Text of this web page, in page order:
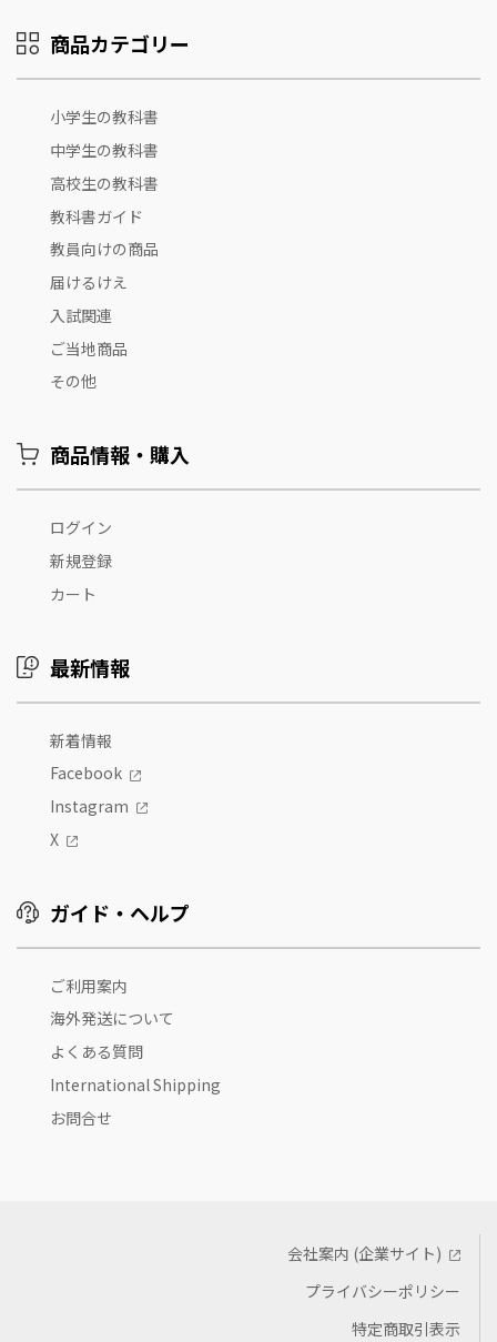
商品カテゴリー
小学生の教科書
中学生の教科書
高校生の教科書
教科書ガイド
教員向けの商品
届けるけえ
入試関連
ご当地商品
その他
商品情報・購入
ログイン
新規登録
カート
最新情報
新着情報
Facebook
Instagram
X
ガイド・ヘルプ
ご利用案内
海外発送について
よくある質問
International Shipping
お問合せ
会社案内 (企業サイト)
プライバシーポリシー
特定商取引表示